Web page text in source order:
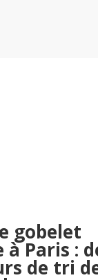
gobelet
Paris :
de tri